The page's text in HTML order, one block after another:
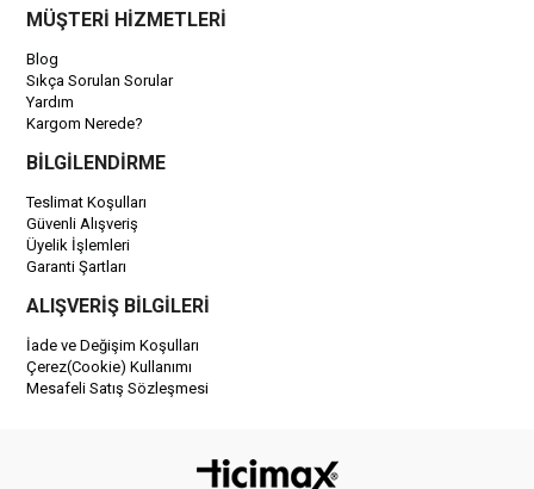
MÜŞTERİ HİZMETLERİ
Blog
Sıkça Sorulan Sorular
Yardım
Kargom Nerede?
BİLGİLENDİRME
Teslimat Koşulları
Güvenli Alışveriş
Üyelik İşlemleri
Garanti Şartları
ALIŞVERİŞ BİLGİLERİ
İade ve Değişim Koşulları
Çerez(Cookie) Kullanımı
Mesafeli Satış Sözleşmesi